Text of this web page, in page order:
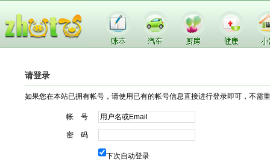
请登录
如果您在本站已拥有帐号，请使用已有的帐号信息直接进行登录即可，不需
帐 号
密 码
下次自动登录